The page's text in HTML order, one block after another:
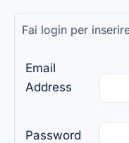
Fai login per
Email
Address
Password